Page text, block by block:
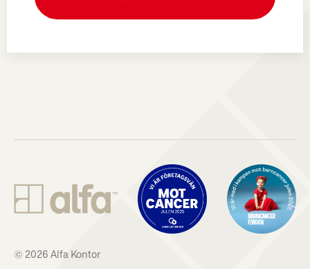
© 2026 Alfa Kontor